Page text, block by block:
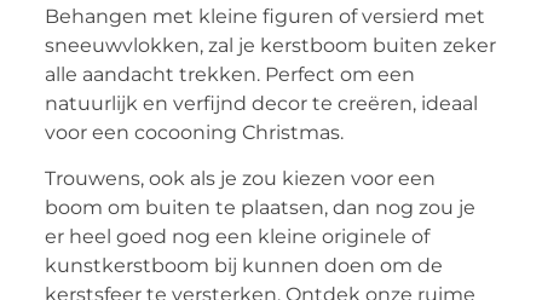
Behangen met kleine figuren of versierd met
sneeuwvlokken, zal je kerstboom buiten zeker
alle aandacht trekken. Perfect om een ​​
natuurlijk en verfijnd decor te creëren, ideaal
voor een cocooning Christmas.
Trouwens, ook als je zou kiezen voor een
boom om buiten te plaatsen, dan nog zou je
er heel goed nog een kleine originele of
kunstkerstboom bij kunnen doen om de
kerstsfeer te versterken. Ontdek onze ruime